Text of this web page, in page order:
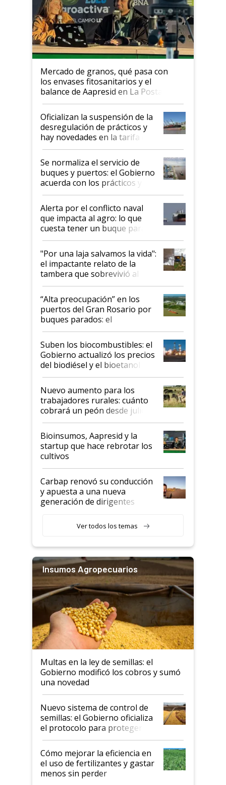
Mercado de granos, qué pasa con
los envases fitosanitarios y el
balance de Aapresid en La Posta
Oficializan la suspensión de la
desregulación de prácticos y
hay novedades en la tarifa de
la hidrovía
Se normaliza el servicio de
buques y puertos: el Gobierno
acuerda con los prácticos y
suspende el decreto de
desregulación
Alerta por el conflicto naval
que impacta al agro: lo que
cuesta tener un buque parado
y el peligro de que Argentina
pase a ser "país sucio"
"Por una laja salvamos la vida":
el impactante relato de la
tambera que sobrevivió al
tornado
“Alta preocupación” en los
puertos del Gran Rosario por
buques parados: el
funcionamiento de las
exportadoras en tensión tras
la medida de fuerza de los
prácticos
Suben los biocombustibles: el
Gobierno actualizó los precios
del biodiésel y el bioetanol
Nuevo aumento para los
trabajadores rurales: cuánto
cobrará un peón desde julio
Bioinsumos, Aapresid y la
startup que hace rebrotar los
cultivos
Carbap renovó su conducción
y apuesta a una nueva
generación de dirigentes
Ver todos los temas
Insumos Agropecuarios
Multas en la ley de semillas: el
Gobierno modificó los cobros y sumó
una novedad
Nuevo sistema de control de
semillas: el Gobierno oficializa
el protocolo para proteger la
propiedad intelectual
Cómo mejorar la eficiencia en
el uso de fertilizantes y gastar
menos sin perder